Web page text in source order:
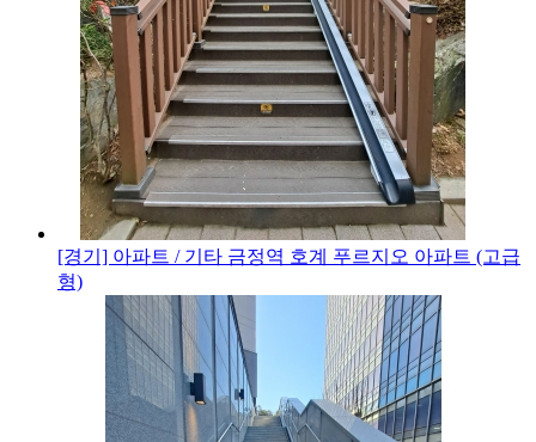
[경기] 아파트 / 기타 금정역 호계 푸르지오 아파트 (고급
형)